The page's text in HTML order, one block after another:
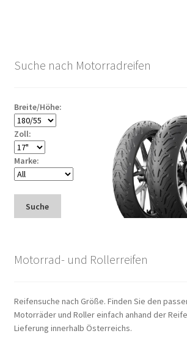
Suche nach Motorradreifen
Breite/Höhe:
Zoll:
Marke:
Suche
Motorrad- und Rollerreifen
Reifensuche nach Größe. Finden Sie den
Motorräder und Roller einfach anhand der
Lieferung innerhalb Österreichs.